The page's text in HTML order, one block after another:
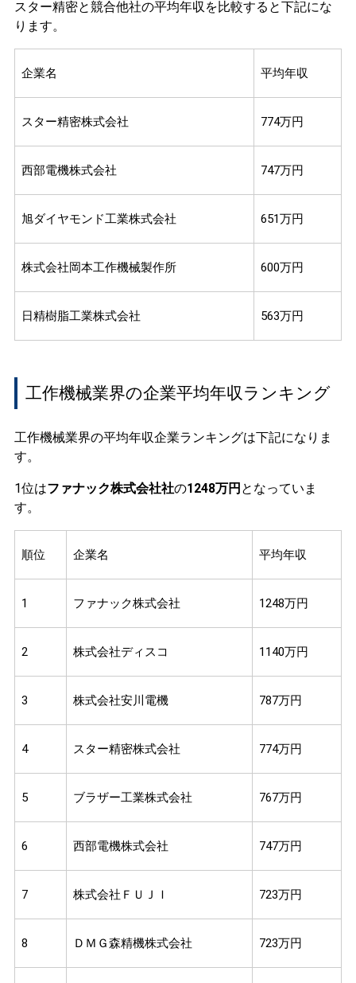
スター精密と競合他社の平均年収を比較すると下記にな
ります。
企業名 平均年収
スター精密株式会社 774万円
西部電機株式会社 747万円
旭ダイヤモンド工業株式会社 651万円
株式会社岡本工作機械製作所 600万円
日精樹脂工業株式会社 563万円
工作機械業界の企業平均年収ランキング
工作機械業界の平均年収企業ランキングは下記になりま
す。
1位はファナック株式会社社の1248万円 となっていま
す。
順位 企業名 平均年収
1 ファナック株式会社 1248万円
2 株式会社ディスコ 1140万円
3 株式会社安川電機 787万円
4 スター精密株式会社 774万円
5 ブラザー工業株式会社 767万円
6 西部電機株式会社 747万円
7 株式会社ＦＵＪＩ 723万円
8 ＤＭＧ森精機株式会社 723万円